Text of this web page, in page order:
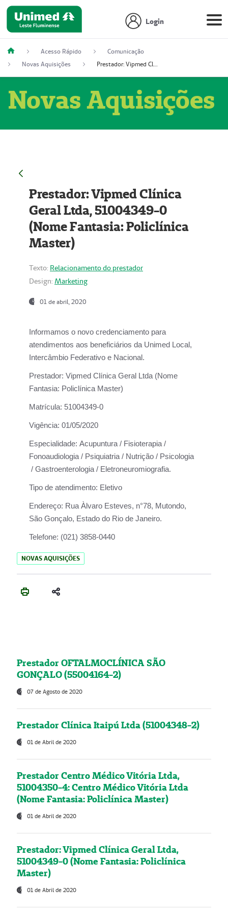
Login
Acesso Rápido
Comunicação
Novas Aquisições
Prestador: Vipmed Clínica Geral Ltda, 51004349-0 (Nome Fantasia: Policlínica Master)
Novas Aquisições
Prestador: Vipmed Clínica
Geral Ltda, 51004349-0
(Nome Fantasia: Policlínica
Master)
Texto: Relacionamento do prestador
Design: Marketing
01 de abril, 2020
Informamos o novo credenciamento para
atendimentos aos beneficiários da Unimed Local,
Intercâmbio Federativo e Nacional.
Prestador: Vipmed Clínica Geral Ltda (Nome
Fantasia: Policlínica Master)
Matrícula: 51004349-0
Vigência: 01/05/2020
Especialidade: Acupuntura / Fisioterapia /
Fonoaudiologia / Psiquiatria / Nutrição / Psicologia
/ Gastroenterologia / Eletroneuromiografia.
Tipo de atendimento: Eletivo
Endereço: Rua Àlvaro Esteves, n°78, Mutondo,
São Gonçalo, Estado do Rio de Janeiro.
Telefone: (021) 3858-0440
NOVAS AQUISIÇÕES
Prestador OFTALMOCLÍNICA SÃO
GONÇALO (55004164-2)
07 de Agosto de 2020
Prestador Clínica Itaipú Ltda (51004348-2)
01 de Abril de 2020
Prestador Centro Médico Vitória Ltda,
51004350-4: Centro Médico Vitória Ltda
(Nome Fantasia: Policlínica Master)
01 de Abril de 2020
Prestador: Vipmed Clínica Geral Ltda,
51004349-0 (Nome Fantasia: Policlínica
Master)
01 de Abril de 2020